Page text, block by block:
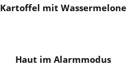
Kartoffel mit Wassermelone
Haut im Alarmmodus